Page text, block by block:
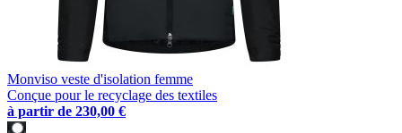
Monviso veste d'isolation femme
Conçue pour le recyclage des textiles
à partir de 230,00 €